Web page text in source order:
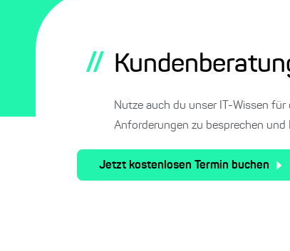
//
Nutze auch du unser IT-Wissen
Anforderungen zu besprechen und
Jetzt kostenlosen Termin buchen